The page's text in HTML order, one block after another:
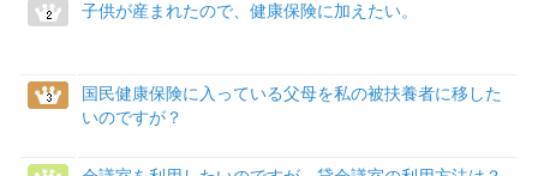
子供が産まれたので、健康保険に加えたい。
国民健康保険に入っている父母を私の被扶養者に移した
いのですが？